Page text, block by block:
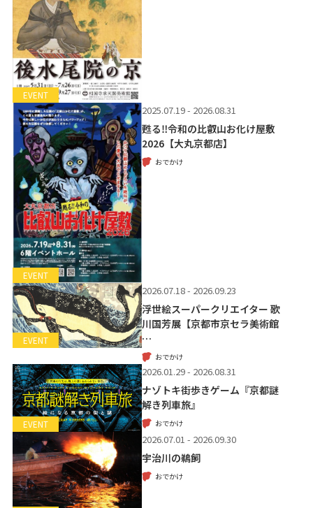
EVENT
EVENT
2025.07.19 - 2026.08.31
甦る‼令和の比叡山お化け屋敷
2026【大丸京都店】
おでかけ
EVENT
2026.07.18 - 2026.09.23
浮世絵スーパークリエイター 歌
川国芳展【京都市京セラ美術館
…
おでかけ
EVENT
2026.01.29 - 2026.08.31
ナゾトキ街歩きゲーム『京都謎
解き列車旅』
おでかけ
2026.07.01 - 2026.09.30
宇治川の鵜飼
おでかけ